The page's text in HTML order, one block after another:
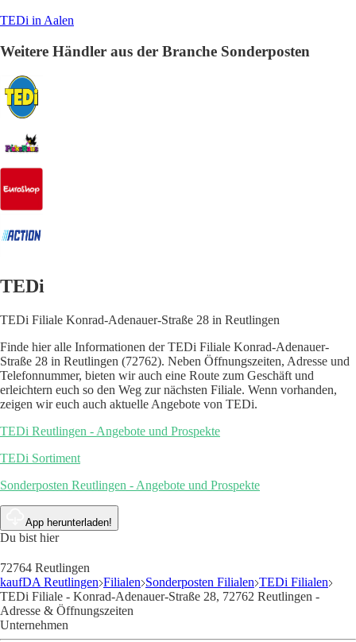
TEDi in Aalen
Weitere Händler aus der Branche Sonderposten
TEDi
TEDi Filiale Konrad-Adenauer-Straße 28 in Reutlingen
Finde hier alle Informationen der TEDi Filiale Konrad-Adenauer-
Straße 28 in Reutlingen (72762). Neben Öffnungszeiten, Adresse und
Telefonnummer, bieten wir auch eine Route zum Geschäft und
erleichtern euch so den Weg zur nächsten Filiale. Wenn vorhanden,
zeigen wir euch auch aktuelle Angebote von TEDi.
TEDi Reutlingen - Angebote und Prospekte
TEDi Sortiment
Sonderposten Reutlingen - Angebote und Prospekte
App herunterladen!
Du bist hier
72764 Reutlingen
kaufDA Reutlingen Filialen Sonderposten Filialen TEDi Filialen
TEDi Filiale - Konrad-Adenauer-Straße 28, 72762 Reutlingen -
Adresse & Öffnungszeiten
Unternehmen